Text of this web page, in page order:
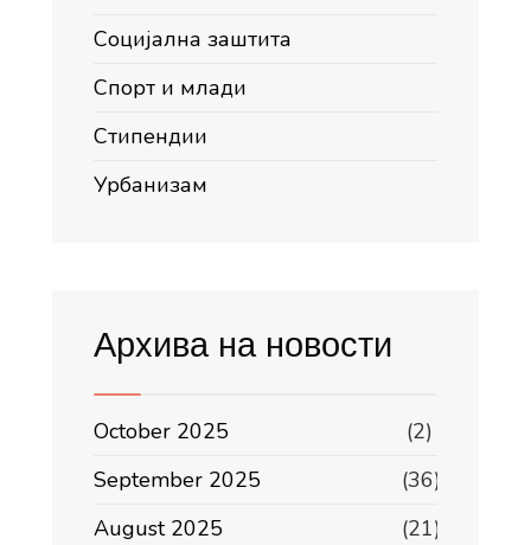
Социјална заштита
Спорт и млади
Стипендии
Урбанизам
Архива на новости
October 2025
(2)
September 2025
(36)
August 2025
(21)